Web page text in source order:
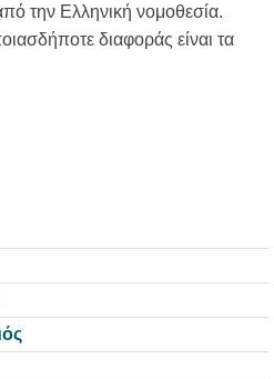
την Ελληνική νομοθεσία.
διαφοράς είναι τα